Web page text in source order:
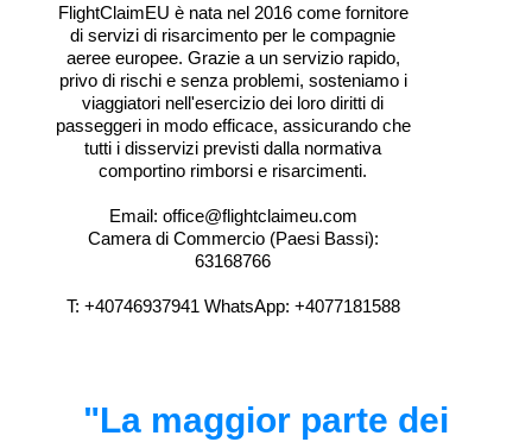
FlightClaimEU è nata nel 2016 come fornitore
di servizi di risarcimento per le compagnie
aeree europee. Grazie a un servizio rapido,
privo di rischi e senza problemi, sosteniamo i
viaggiatori nell'esercizio dei loro diritti di
passeggeri in modo efficace, assicurando che
tutti i disservizi previsti dalla normativa
comportino rimborsi e risarcimenti.
Email: office@flightclaimeu.com
Camera di Commercio (Paesi Bassi):
63168766
T: +40746937941 WhatsApp: +4077181588
"La maggior parte dei